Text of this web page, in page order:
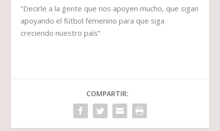
“Decirle a la gente que nos apoyen mucho, que sigan
apoyando el fútbol femenino para que siga
creciendo nuestro país”
COMPARTIR: